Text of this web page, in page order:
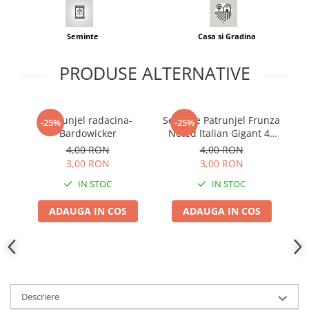
Seminte Vinete
Seminte zucchini
Seminte Legume Profesionale
Seminte trifoi
Pesticide
Insecticid
Ingrasaminte plante
Seminte Casa si Gradina
PRODUSE ALTERNATIVE
-25%
Patrunjel radacina-
Bardowicker
4,00 RON
3,00 RON
IN STOC
ADAUGA IN COS
-25%
Seminte Patrunjel Frunza
Neted Italian Gigant 4g
Agrosem - Aroma
Puternica
4,00 RON
3,00 RON
IN STOC
ADAUGA IN COS
Descriere